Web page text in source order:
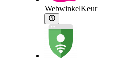
WebwinkelKeur